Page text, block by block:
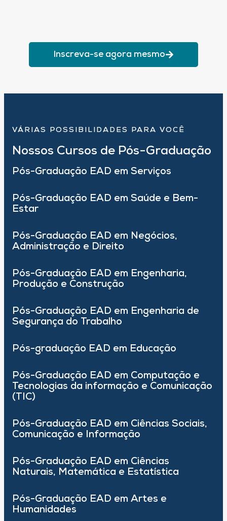
Inscreva-se agora mesmo
VÁRIAS POSSIBILIDADES PARA VOCÊ
Nossos Cursos de Pós-Graduação
Pós-Graduação EAD em Serviços
Pós-Graduação EAD em Saúde e Bem-
Estar
Pós-Graduação EAD em Negócios,
Administração e Direito
Pós-Graduação EAD em Engenharia,
Produção e Construção
Pós-Graduação EAD em Engenharia de
Segurança do Trabalho
Pós-graduação EAD em Educação
Pós-Graduação EAD em Computação e
Tecnologias da informação e Comunicação
(TIC)
Pós-Graduação EAD em Ciências Sociais,
Comunicação e Informação
Pós-Graduação EAD em Ciências
Naturais, Matemática e Estatística
Pós-Graduação EAD em Artes e
Humanidades